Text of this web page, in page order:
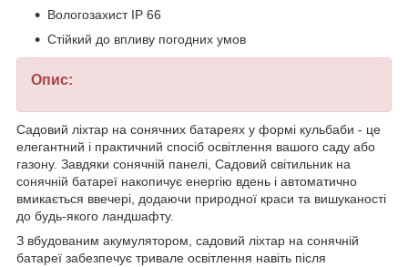
Вологозахист IP 66
Cтійкий до впливу погодних умов
Опис:
Садовий ліхтар на сонячних батареях у формі кульбаби - це
елегантний і практичний спосіб освітлення вашого саду або
газону. Завдяки сонячній панелі, Садовий світильник на
сонячній батареї накопичує енергію вдень і автоматично
вмикається ввечері, додаючи природної краси та вишуканості
до будь-якого ландшафту.
З вбудованим акумулятором, садовий ліхтар на сонячній
батареї забезпечує тривале освітлення навіть після